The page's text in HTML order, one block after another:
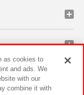
as cookies to
and ads. We
with our
combine it with